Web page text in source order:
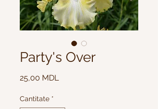
Party's Over
25,00 MDL
Cantitate *